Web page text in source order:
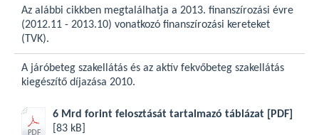
Az alábbi cikkben megtalálhatja a 2013. finanszírozási évre
(2012.11 - 2013.10) vonatkozó finanszírozási kereteket
(TVK).
A járóbeteg szakellátás és az aktív fekvőbeteg szakellátás
kiegészítő díjazása 2010.
6 Mrd forint felosztását tartalmazó táblázat
[PDF]
[83 kB]